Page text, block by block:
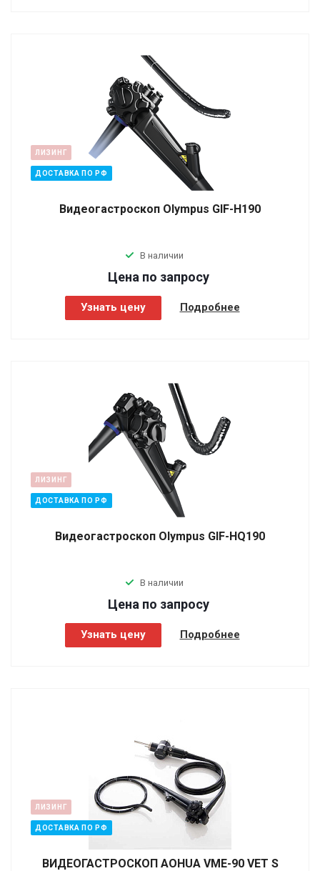
ЛИЗИНГ
ДОСТАВКА ПО РФ
Видеогастроскоп Olympus GIF-H190
В наличии
Цена по запросу
Узнать цену Подробнее
ЛИЗИНГ
ДОСТАВКА ПО РФ
Видеогастроскоп Olympus GIF-HQ190
В наличии
Цена по запросу
Узнать цену Подробнее
ЛИЗИНГ
ДОСТАВКА ПО РФ
ВИДЕОГАСТРОСКОП AOHUA VME-90 VET S